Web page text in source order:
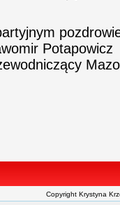
Potapowicz
Copyright Krystyna